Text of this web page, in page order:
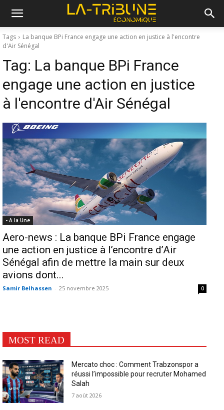
Tags
La banque BPi France engage une action en justice à l'encontre
d'Air Sénégal
Tag: La banque BPi France
engage une action en justice
à l'encontre d'Air Sénégal
- A la Une
Aero-news : La banque BPi France engage
une action en justice à l’encontre d’Air
Sénégal afin de mettre la main sur deux
avions dont...
Samir Belhassen - 25 novembre 2025 0
MOST READ
Mercato choc : Comment Trabzonspor a
réussi l’impossible pour recruter Mohamed
Salah
7 août 2026